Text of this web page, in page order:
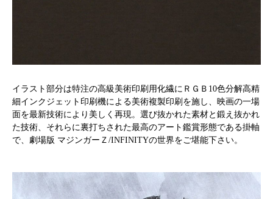
イラスト部分は特注の高級美術印刷用化繊にＲＧＢ10色分解高精
細インクジェット印刷機による美術複製印刷を施し、映画の一場
面を最新技術により美しく再現。選び抜かれた素材と鍛え抜かれ
た技術、それらに裏打ちされた最高のアート鑑賞形態である掛軸
で、劇場版 マジンガーＺ/INFINITYの世界をご堪能下さい。